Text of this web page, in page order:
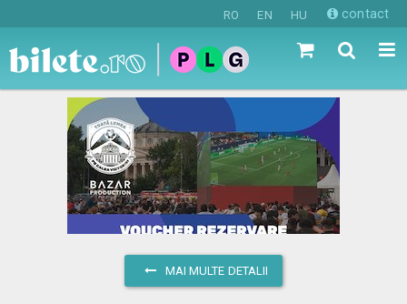
RO EN HU contact
MAI MULTE DETALII